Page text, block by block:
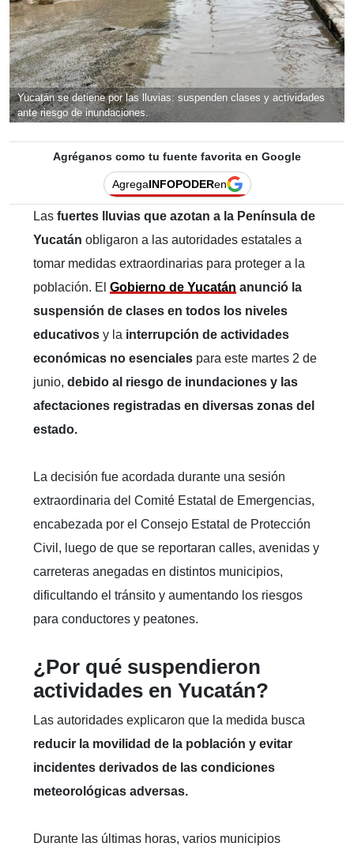
Yucatán se detiene por las lluvias: suspenden clases y actividades
ante riesgo de inundaciones.
Agréganos como tu fuente favorita en Google
AgregaINFOPODERen
Las fuertes lluvias que azotan a la Península de
Yucatán obligaron a las autoridades estatales a
tomar medidas extraordinarias para proteger a la
población. El Gobierno de Yucatán anunció la
suspensión de clases en todos los niveles
educativos y la interrupción de actividades
económicas no esenciales para este martes 2 de
junio, debido al riesgo de inundaciones y las
afectaciones registradas en diversas zonas del
estado.
La decisión fue acordada durante una sesión
extraordinaria del Comité Estatal de Emergencias,
encabezada por el Consejo Estatal de Protección
Civil, luego de que se reportaran calles, avenidas y
carreteras anegadas en distintos municipios,
dificultando el tránsito y aumentando los riesgos
para conductores y peatones.
¿Por qué suspendieron
actividades en Yucatán?
Las autoridades explicaron que la medida busca
reducir la movilidad de la población y evitar
incidentes derivados de las condiciones
meteorológicas adversas.
Durante las últimas horas, varios municipios